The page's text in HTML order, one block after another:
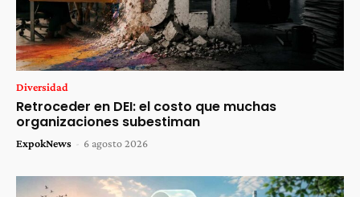
Diversidad
Retroceder en DEI: el costo que muchas
organizaciones subestiman
ExpokNews - 6 agosto 2026